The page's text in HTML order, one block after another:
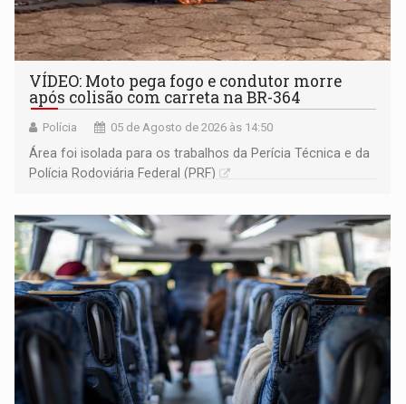
VÍDEO: Moto pega fogo e condutor morre
após colisão com carreta na BR-364
Polícia 05 de Agosto de 2026 às 14:50
Área foi isolada para os trabalhos da Perícia Técnica e da
Polícia Rodoviária Federal (PRF)